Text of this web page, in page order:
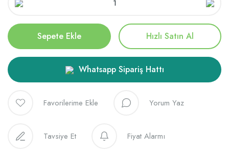
Sepete Ekle Hızlı Satın Al
Whatsapp Sipariş Hattı
Yorum Yaz
Tavsiye Et Fiyat Alarmı